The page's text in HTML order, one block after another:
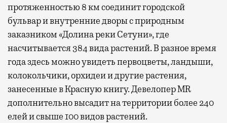
протяженностью 8 км соединит городской
бульвар и внутренние дворы с природным
заказником «Долина реки Сетуни», где
насчитывается 384 вида растений. В разное время
года здесь можно увидеть первоцветы, ландыши,
колокольчики, орхидеи и другие растения,
занесенные в Красную книгу. Девелопер MR
дополнительно высадит на территории более 240
елей и свыше 100 видов растений.